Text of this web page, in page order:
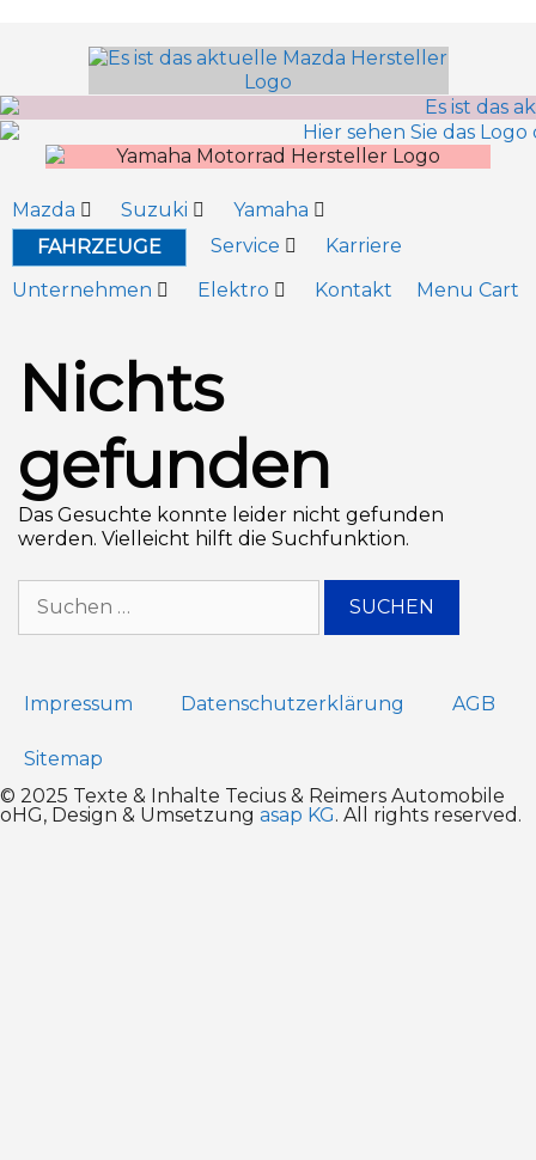
Mazda Suzuki
Yamaha
FAHRZEUGE
Service
Karriere
Unternehmen
Elektro Kontakt Menu Cart
Nichts
gefunden
Das Gesuchte konnte leider nicht gefunden
werden. Vielleicht hilft die Suchfunktion.
Impressum Datenschutz­erklärung AGB
Sitemap
© 2025 Texte & Inhalte Tecius & Reimers Automobile
oHG, Design & Umsetzung asap KG. All rights reserved.